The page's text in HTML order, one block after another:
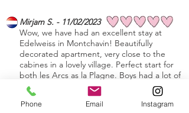
Mirjam S. - 11/02/2023
Wow, we have had an excellent stay at
Edelweiss in Montchavin! Beautifully
decorated apartment, very close to the
cabines in a lovely village. Perfect start for
both les Arcs as la Plagne. Boys had a lot of
fun on their boards and mum and dad
enjoyed skiing. Definitely a place to come
back to!
Phone Email Instagram